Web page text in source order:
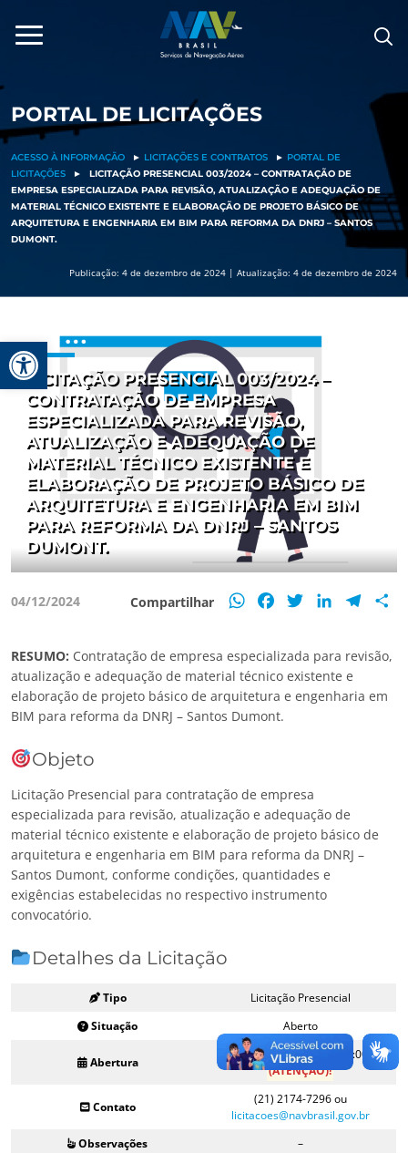
Barra de Ferramentas Aberta
para
PORTAL DE LICITAÇÕES
ACESSO À INFORMAÇÃO ► LICITAÇÕES E CONTRATOS ► PORTAL DE
LICITAÇÕES
►
LICITAÇÃO PRESENCIAL 003/2024 – CONTRATAÇÃO DE
EMPRESA ESPECIALIZADA PARA REVISÃO, ATUALIZAÇÃO E ADEQUAÇÃO DE
MATERIAL TÉCNICO EXISTENTE E ELABORAÇÃO DE PROJETO BÁSICO DE
ARQUITETURA E ENGENHARIA EM BIM PARA REFORMA DA DNRJ – SANTOS
DUMONT.
Publicação: 4 de dezembro de 2024 | Atualização: 4 de dezembro de 2024
LICITAÇÃO PRESENCIAL 003/2024 –
CONTRATAÇÃO DE EMPRESA
ESPECIALIZADA PARA REVISÃO,
ATUALIZAÇÃO E ADEQUAÇÃO DE
MATERIAL TÉCNICO EXISTENTE E
ELABORAÇÃO DE PROJETO BÁSICO DE
ARQUITETURA E ENGENHARIA EM BIM
PARA REFORMA DA DNRJ – SANTOS
DUMONT.
04/12/2024 Compartilhar WhatsApp
FacebookTwitterLinkedIn
RESUMO: Contratação de empresa especializada para revisão,
atualização e adequação de material técnico existente e
elaboração de projeto básico de arquitetura e engenharia em
BIM para reforma da DNRJ – Santos Dumont.
Objeto
Licitação Presencial para contratação de empresa
especializada para revisão, atualização e adequação de
material técnico existente e elaboração de projeto básico de
arquitetura e engenharia em BIM para reforma da DNRJ –
Santos Dumont, conforme condições, quantidades e
exigências estabelecidas no respectivo instrumento
convocatório.
Detalhes da Licitação
Tipo
Licitação Presencial
Situação
Aberto
Abertura
09/01/2025 – Horário: 10:00h
(ATENÇÃO)!
Contato
(21) 2174-7296 ou
licitacoes@navbrasil.gov.br
Observações
–